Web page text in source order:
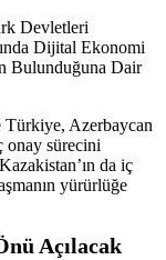
Devletleri
Dijital Ekonomi
Bulunduğuna Dair
Türkiye, Azerbaycan
onay sürecini
da iç
yürürlüğe
Açılacak